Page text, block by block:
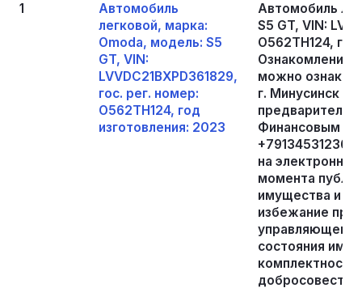
1
Автомобиль
легковой, марка:
Omoda, модель: S5
GT, VIN:
LVVDC21BXPD361829,
гос. рег. номер:
О562ТН124, год
изготовления: 2023
Автомобиль
S5 GT, VIN:
О562ТН124, год
можно
г. Минусинск
Финансовым
+79134531236,
на
момента
имущества и
избежание
управляющему,
состояния